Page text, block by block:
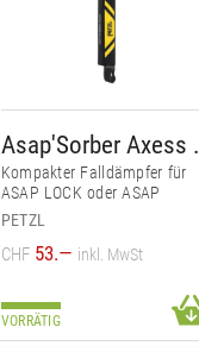
Kompakter Falldämpfer für
ASAP LOCK oder ASAP
PETZL
CHF 53.— inkl. MwSt
VORRÄTIG